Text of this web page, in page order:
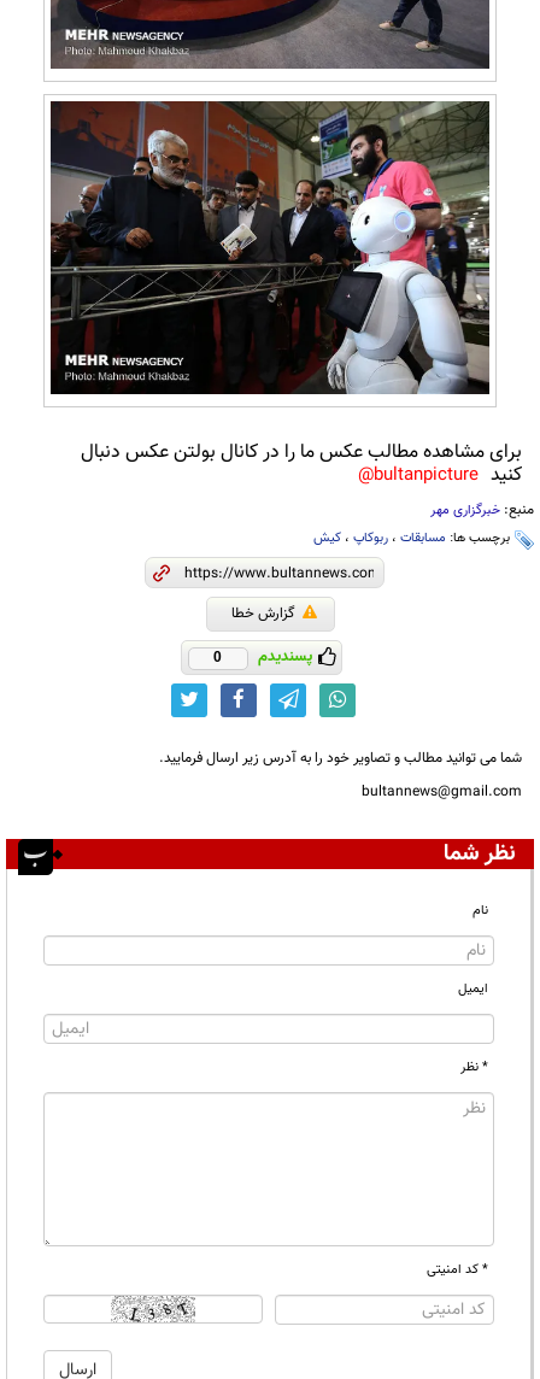
برای مشاهده مطالب عکس ما را در کانال بولتن عکس دنبال
کنید bultanpicture@
منبع: خبرگزاری مهر
برچسب ها: مسابقات ، ربوکاپ ، کیش
گزارش خطا
پسندیدم 0
شما می توانید مطالب و تصاویر خود را به آدرس زیر ارسال فرمایید.
bultannews@gmail.com
نظر شما
نام
ایمیل
* نظر
* کد امنیتی